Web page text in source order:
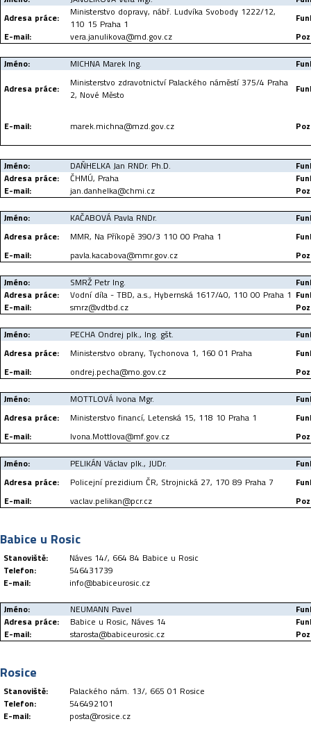
Adresa práce:
Ministerstvo dopravy, nábř. Ludvíka Svobody 1222/12,
110 15 Praha 1
E-mail:
vera.janulikova@md.gov.cz
Jméno: MICHNA Marek Ing.
Adresa práce:
Ministerstvo zdravotnictví Palackého náměstí 375/4 Praha
2, Nové Město
E-mail: marek.michna@mzd.gov.cz
Jméno: DAŇHELKA Jan RNDr. Ph.D.
Adresa práce:
ČHMÚ, Praha
E-mail:
jan.danhelka@chmi.cz
Jméno: KAČABOVÁ Pavla RNDr.
Adresa práce:
MMR, Na Příkopě 390/3 110 00 Praha 1
E-mail:
pavla.kacabova@mmr.gov.cz
Jméno: SMRŽ Petr Ing.
Adresa práce:
Vodní díla - TBD, a.s., Hybernská 1617/40, 110 00 Praha 1
E-mail:
smrz@vdtbd.cz
Jméno: PECHA Ondrej plk., Ing. gšt.
Adresa práce:
Ministerstvo obrany, Tychonova 1, 160 01 Praha
E-mail:
ondrej.pecha@mo.gov.cz
Jméno: MOTTLOVÁ Ivona Mgr.
Adresa práce:
Ministerstvo financí, Letenská 15, 118 10 Praha 1
E-mail:
Ivona.Mottlova@mf.gov.cz
Jméno: PELIKÁN Václav plk., JUDr.
Adresa práce:
Policejní prezidium ČR, Strojnická 27, 170 89 Praha 7
E-mail:
vaclav.pelikan@pcr.cz
Babice u Rosic
Stanoviště:
Náves 14/, 664 84 Babice u Rosic
Telefon:
546431739
E-mail:
info@babiceurosic.cz
Jméno:
NEUMANN Pavel
Adresa práce:
Babice u Rosic, Náves 14
E-mail:
starosta@babiceurosic.cz
Rosice
Stanoviště:
Palackého nám. 13/, 665 01 Rosice
Telefon:
546492101
E-mail:
posta@rosice.cz